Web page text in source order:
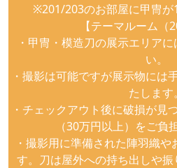
※201/203のお部屋に甲冑が
【テーマルーム（
・甲冑・模造刀の展示エリア
い。
・撮影は可能ですが展示物には
たします。
・チェックアウト後に破損が見
（30万円以上）をご負
・撮影用に準備された陣羽織
す。刀は屋外への持ち出しや振